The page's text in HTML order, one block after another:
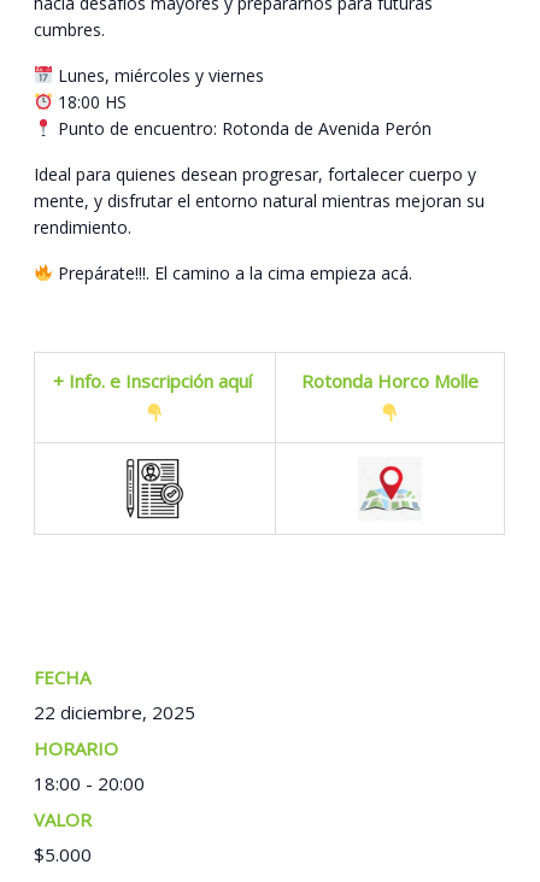
cumbres.
Lunes, miércoles y viernes
18:00 HS
Punto de encuentro: Rotonda de Avenida Perón
Ideal para quienes desean progresar, fortalecer cuerpo y
mente, y disfrutar el entorno natural mientras mejoran su
rendimiento.
Prepárate!!!. El camino a la cima empieza acá.
+ Info. e Inscripción aquí Rotonda Horco Molle
FECHA:
22 diciembre, 2025
18:00 - 20:00
COSTO:
$5.000